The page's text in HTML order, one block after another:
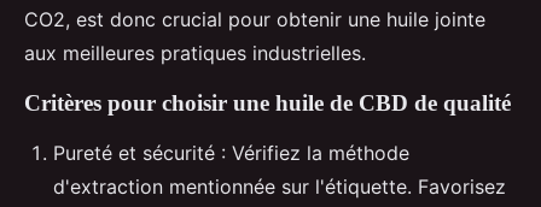
CO2, est donc crucial pour obtenir une huile jointe
aux meilleures pratiques industrielles.
Critères pour choisir une huile de CBD de qualité
Pureté et sécurité : Vérifiez la méthode
d'extraction mentionnée sur l'étiquette. Favorisez